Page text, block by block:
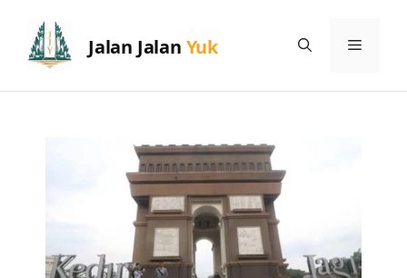
content
Menu